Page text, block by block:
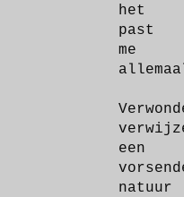
het
past
me
een
natuur